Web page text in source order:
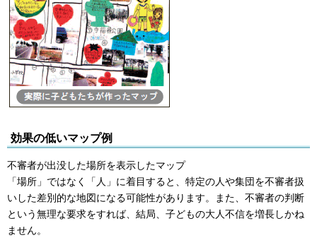
効果の低いマップ例
不審者が出没した場所を表示したマップ
「場所」ではなく「人」に着目すると、特定の人や集団を不審者扱
いした差別的な地図になる可能性があります。また、不審者の判断
という無理な要求をすれば、結局、子どもの大人不信を増長しかね
ません。